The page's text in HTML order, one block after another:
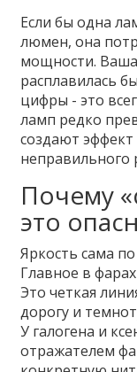
Если бы одна
люмен, она
мощности.
расплавилась
цифры - это
ламп редко
создают эффект
неправильного
Почему
это
Яркость сама
Главное в
Это четкая
дорогу и
У галогена и
отражателем